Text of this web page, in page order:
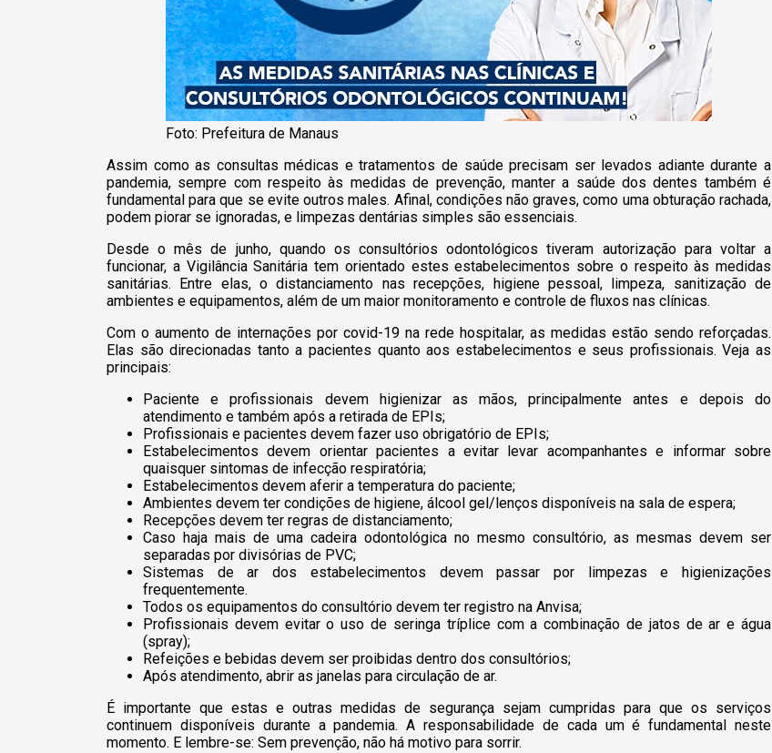
Foto: Prefeitura de Manaus
Assim como as consultas médicas e tratamentos de saúde precisam ser levados adiante durante a
pandemia, sempre com respeito às medidas de prevenção, manter a saúde dos dentes também é
fundamental para que se evite outros males. Afinal, condições não graves, como uma obturação rachada,
podem piorar se ignoradas, e limpezas dentárias simples são essenciais.
Desde o mês de junho, quando os consultórios odontológicos tiveram autorização para voltar a
funcionar, a Vigilância Sanitária tem orientado estes estabelecimentos sobre o respeito às medidas
sanitárias. Entre elas, o distanciamento nas recepções, higiene pessoal, limpeza, sanitização de
ambientes e equipamentos, além de um maior monitoramento e controle de fluxos nas clínicas.
Com o aumento de internações por covid-19 na rede hospitalar, as medidas estão sendo reforçadas.
Elas são direcionadas tanto a pacientes quanto aos estabelecimentos e seus profissionais. Veja as
principais:
Paciente e profissionais devem higienizar as mãos, principalmente antes e depois do
atendimento e também após a retirada de EPIs;
Profissionais e pacientes devem fazer uso obrigatório de EPIs;
Estabelecimentos devem orientar pacientes a evitar levar acompanhantes e informar sobre
quaisquer sintomas de infecção respiratória;
Estabelecimentos devem aferir a temperatura do paciente;
Ambientes devem ter condições de higiene, álcool gel/lenços disponíveis na sala de espera;
Recepções devem ter regras de distanciamento;
Caso haja mais de uma cadeira odontológica no mesmo consultório, as mesmas devem ser
separadas por divisórias de PVC;
Sistemas de ar dos estabelecimentos devem passar por limpezas e higienizações
frequentemente.
Todos os equipamentos do consultório devem ter registro na Anvisa;
Profissionais devem evitar o uso de seringa tríplice com a combinação de jatos de ar e água
(spray);
Refeições e bebidas devem ser proibidas dentro dos consultórios;
Após atendimento, abrir as janelas para circulação de ar.
É importante que estas e outras medidas de segurança sejam cumpridas para que os serviços
continuem disponíveis durante a pandemia. A responsabilidade de cada um é fundamental neste
momento. E lembre-se: Sem prevenção, não há motivo para sorrir.